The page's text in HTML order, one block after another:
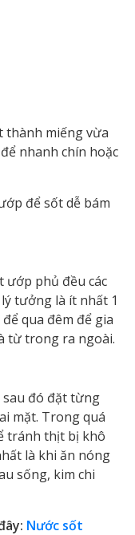
thành miếng vừa
nhanh chín hoặc
để sốt dễ bám
ướp phủ đều các
tưởng là ít nhất 1
qua đêm để gia
từ trong ra ngoài.
sau đó đặt từng
mặt. Trong quá
tránh thịt bị khô
là khi ăn nóng
sống, kim chi
Nước sốt